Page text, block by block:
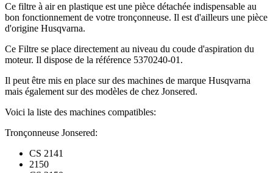
Ce filtre à air en plastique est une pièce détachée indispensable au
bon fonctionnement de votre tronçonneuse. Il est d'ailleurs une pièce
d'origine Husqvarna.
Ce Filtre se place directement au niveau du coude d'aspiration du
moteur. Il dispose de la référence 5370240-01.
Il peut être mis en place sur des machines de marque Husqvarna
mais également sur des modèles de chez Jonsered.
Voici la liste des machines compatibles:
Tronçonneuse Jonsered:
CS 2141
2150